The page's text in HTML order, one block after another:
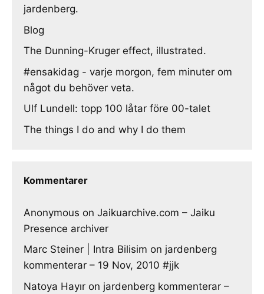
jardenberg.
Blog
The Dunning-Kruger effect, illustrated.
#ensakidag - varje morgon, fem minuter om
något du behöver veta.
Ulf Lundell: topp 100 låtar före 00-talet
The things I do and why I do them
Kommentarer
Anonymous on Jaikuarchive.com – Jaiku
Presence archiver
Marc Steiner | Intra Bilisim on jardenberg
kommenterar – 19 Nov, 2010 #jjk
Natoya Hayır on jardenberg kommenterar –